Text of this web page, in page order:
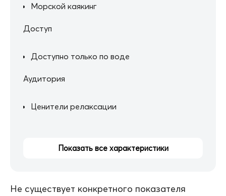
Морской каякинг
Доступ
Доступно только по воде
Аудитория
Ценители релаксации
Показать все характеристики
Не существует конкретного показателя